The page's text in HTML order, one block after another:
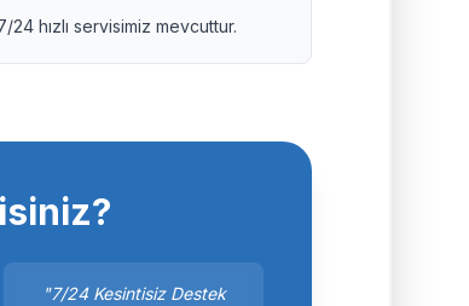
hızlı servisimiz mevcuttur.
"7/24 Kesintisiz Destek